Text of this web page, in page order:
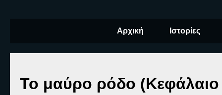
Αρχική Ιστορίες
Το μαύρο ρόδο (Κεφάλαιο